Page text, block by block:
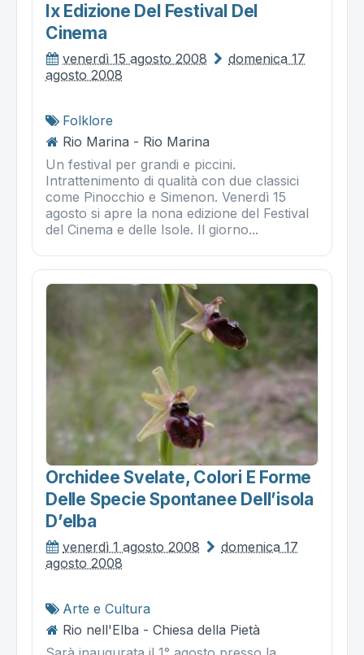
Ix Edizione Del Festival Del
Cinema
venerdì 15 agosto 2008
domenica 17
agosto 2008
Folklore
Rio Marina - Rio Marina
Un festival per grandi e piccini.
Intrattenimento di qualità con due classici
come Pinocchio e Simenon. Venerdì 15
agosto si apre la nona edizione del Festival
del Cinema e delle Isole. Il giorno...
Orchidee Svelate, Colori E Forme
Delle Specie Spontanee Dell’isola
D’elba
venerdì 1 agosto 2008
domenica 17
agosto 2008
Arte e Cultura
Rio nell'Elba - Chiesa della Pietà